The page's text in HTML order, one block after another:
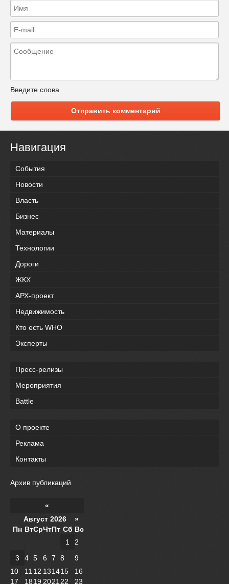
Введите слова
Отправить комментарий
Навигация
События
Новости
Власть
Бизнес
Материалы
Технологии
Дороги
ЖКХ
АРХ-проект
Недвижимость
Кто есть WHO
Эксперты
Пресс-релизы
Мероприятия
Battle
О проекте
Реклама
Контакты
Архив публикаций
«
Август 2026 »
Пн ВтСрЧтПт Сб Вс
1
2
3
4 5 6 7 8
9
10
11 12 131415
16
17
1819 202122 23